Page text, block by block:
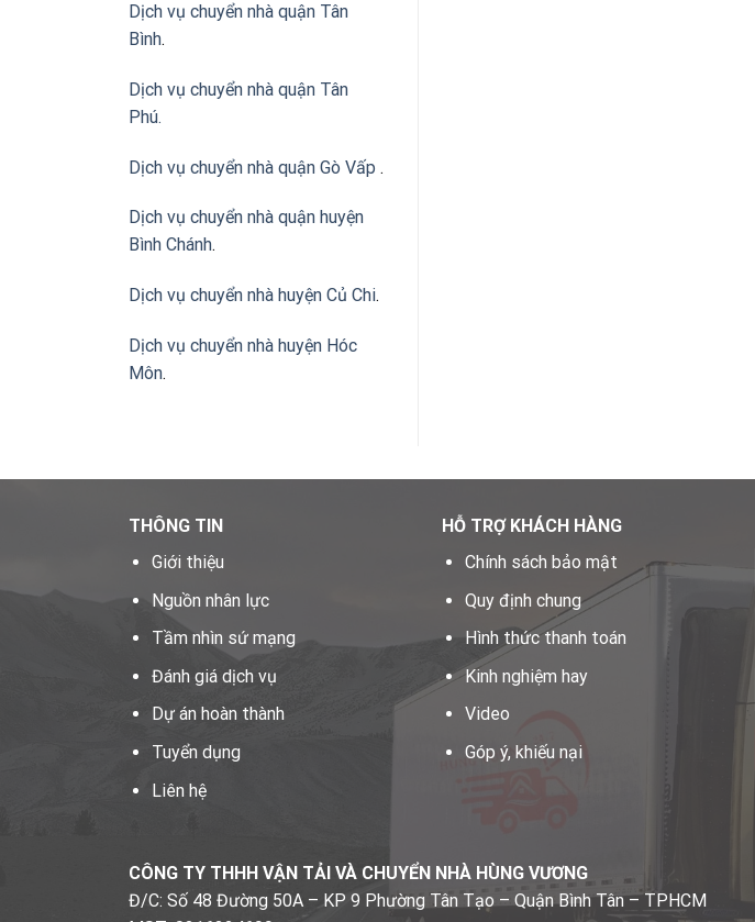
Dịch vụ chuyển nhà quận Tân
Bình.
Dịch vụ chuyển nhà quận Tân
Phú.
Dịch vụ chuyển nhà quận Gò Vấp .
Dịch vụ chuyển nhà quận huyện
Bình Chánh.
Dịch vụ chuyển nhà huyện Củ Chi.
Dịch vụ chuyển nhà huyện Hóc
Môn.
THÔNG TIN
Giới thiệu
Nguồn nhân lực
Tầm nhìn sứ mạng
Đánh giá dịch vụ
Dự án hoàn thành
Tuyển dụng
Liên hệ
HỖ TRỢ KHÁCH HÀNG
Chính sách bảo mật
Quy định chung
Hình thức thanh toán
Kinh nghiệm hay
Video
Góp ý, khiếu nại
CÔNG TY THHH VẬN TẢI VÀ CHUYỂN NHÀ HÙNG VƯƠNG
Đ/C: Số 48 Đường 50A – KP 9 Phường Tân Tạo – Quận Bình Tân – TPHCM